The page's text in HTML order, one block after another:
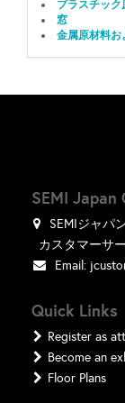
プラスチッ
窓
金属原材料お
SEMI
SEMIジャパ
カスタマーサ
Email:
Quick Links
Register as
Become an
Floor Plans